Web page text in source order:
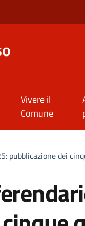
Vivere il
Comune
pubblicazione dei